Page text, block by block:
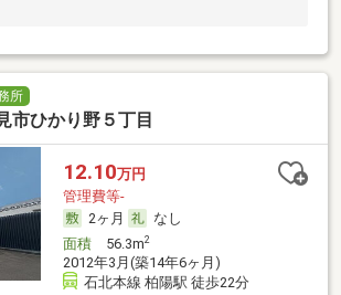
所
市ひかり野５丁目
12.10万円
管理費等-
2ヶ月
なし
面積56.3m2
2012年3月(築14年6ヶ月)
石北本線 柏陽駅 徒歩22分